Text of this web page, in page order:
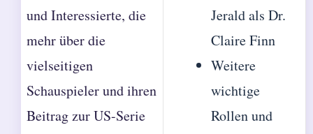
und Interessierte, die
mehr über die
vielseitigen
Schauspieler und ihren
Beitrag zur US-Serie
Jerald als Dr.
Claire Finn
Weitere
wichtige
Rollen und